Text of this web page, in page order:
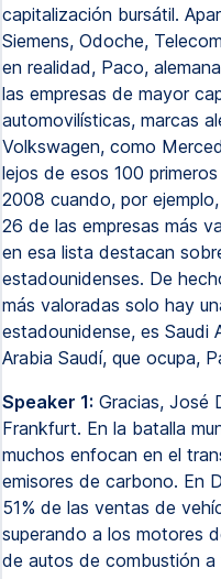
capitalización bursátil.
Siemens, Odoche,
en realidad, Paco,
las empresas de mayor
automovilísticas, marcas
Volkswagen, como
lejos de esos 100
2008 cuando, por
26 de las empresas más
en esa lista destacan
estadounidenses. De
más valoradas solo hay
estadounidense, es Saudi
Arabia Saudí, que ocupa,
Speaker 1: Gracias, José
Frankfurt. En la batalla
muchos enfocan en el
emisores de carbono. En
51% de las ventas de
superando a los motores
de autos de combustión a